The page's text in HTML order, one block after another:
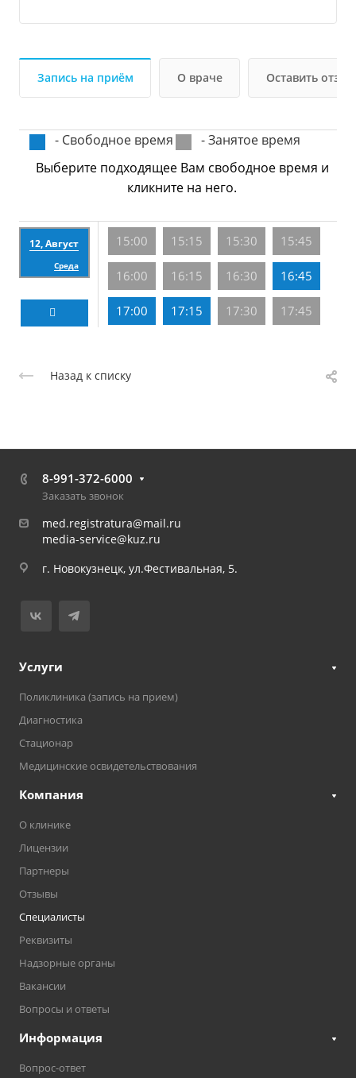
Запись на приём О враче Оставить отзыв
- Свободное время
- Занятое время
Выберите подходящее Вам свободное время и
кликните на него.
12, Август
Среда
15:00 15:15 15:30 15:45
16:00 16:15 16:30 16:45
17:00 17:15 17:30 17:45
Назад к списку
8-991-372-6000
Заказать звонок
med.registratura@mail.ru
media-service@kuz.ru
г. Новокузнецк, ул.Фестивальная, 5.
Услуги
Поликлиника (запись на прием)
Диагностика
Стационар
Медицинские освидетельствования
Компания
О клинике
Лицензии
Партнеры
Отзывы
Специалисты
Реквизиты
Надзорные органы
Вакансии
Вопросы и ответы
Информация
Вопрос-ответ